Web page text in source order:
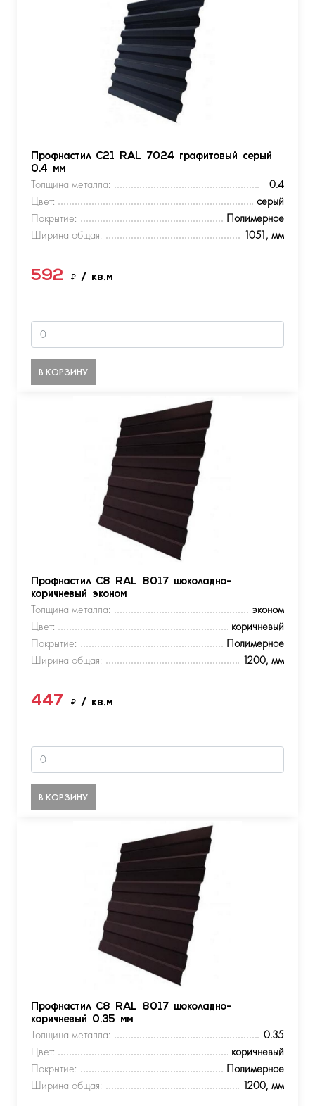
Профнастил С21 RAL 7024 графитовый серый
0.4 мм
Толщина металла:
0.4
Цвет:
серый
Покрытие:
Полимерное
Ширина общая:
1051, мм
592 ₽ / кв.м
В КОРЗИНУ
Профнастил С8 RAL 8017 шоколадно-
коричневый эконом
Толщина металла:
эконом
Цвет:
коричневый
Покрытие:
Полимерное
Ширина общая:
1200, мм
447 ₽ / кв.м
В КОРЗИНУ
Профнастил С8 RAL 8017 шоколадно-
коричневый 0.35 мм
Толщина металла:
0.35
Цвет:
коричневый
Покрытие:
Полимерное
Ширина общая:
1200, мм